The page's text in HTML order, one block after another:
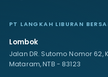
PT LANGKAH LIBURAN
Lombok
Jalan DR. Sutomo Nomor 62,
Mataram, NTB - 83123